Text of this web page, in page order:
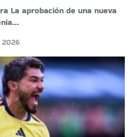
La aprobación de una nueva